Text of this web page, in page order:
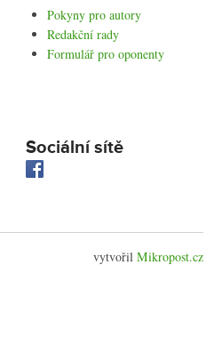
Pokyny pro autory
Redakční rady
Formulář pro oponenty
Sociální sítě
vytvořil Mikropost.cz